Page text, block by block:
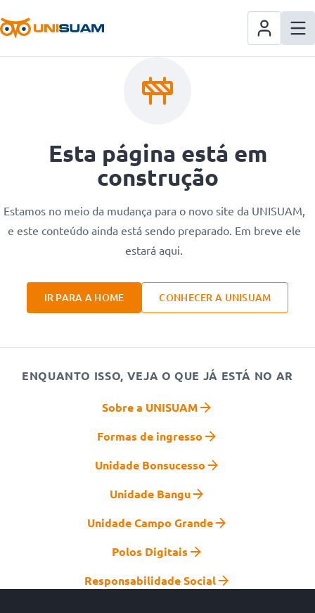
Esta página está em
construção
Estamos no meio da mudança para o novo site da UNISUAM,
e este conteúdo ainda está sendo preparado. Em breve ele
estará aqui.
IR PARA A HOME CONHECER A UNISUAM
ENQUANTO ISSO, VEJA O QUE JÁ ESTÁ NO AR
Sobre a UNISUAM
Formas de ingresso
Unidade Bonsucesso
Unidade Bangu
Unidade Campo Grande
Polos Digitais
Responsabilidade Social